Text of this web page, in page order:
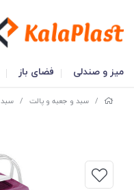
میز و صندلی فضای باز
/ سبد و جعبه و پالت / سبد